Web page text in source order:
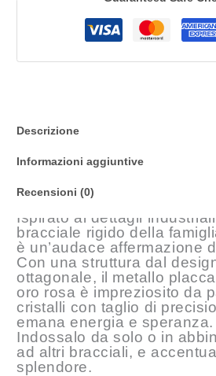
Descrizione
Informazioni aggiuntive
Recensioni (0)
Ispirato ai dettagli
bracciale rigido della
è un’audace affermazione
Con una struttura dal
ottagonale, il metallo
oro rosa è impreziosito da
cristalli con taglio di
emana energia e speranza.
Indossalo da solo o in
ad altri bracciali, e
splendore.